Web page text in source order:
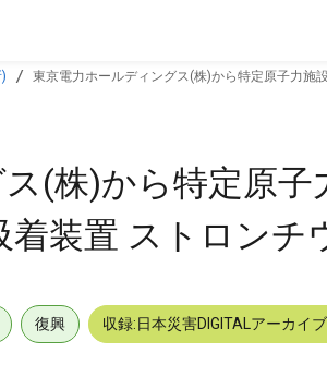
東京電力ホールディングス(株)から特定原子力施
(株)から特定原子
装置 ストロンチ
復興 収録:日本災害DIGITALアーカイ